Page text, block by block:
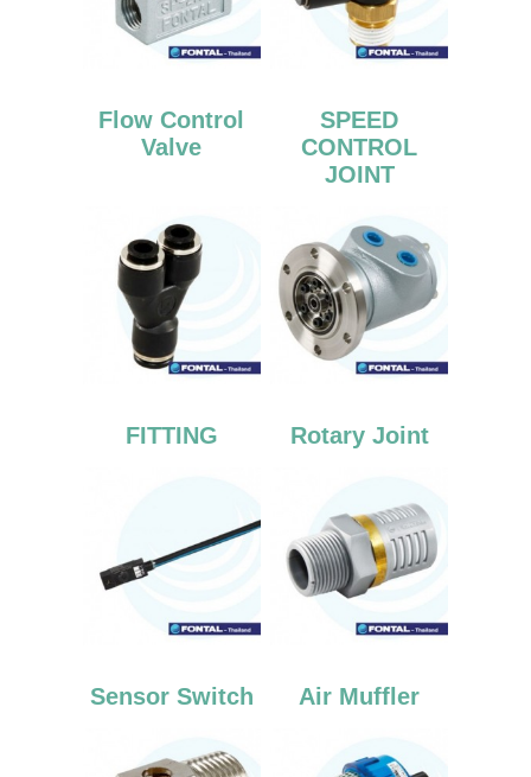
Flow Control
Valve
SPEED
CONTROL
JOINT
FITTING Rotary Joint
Sensor Switch Air Muffler